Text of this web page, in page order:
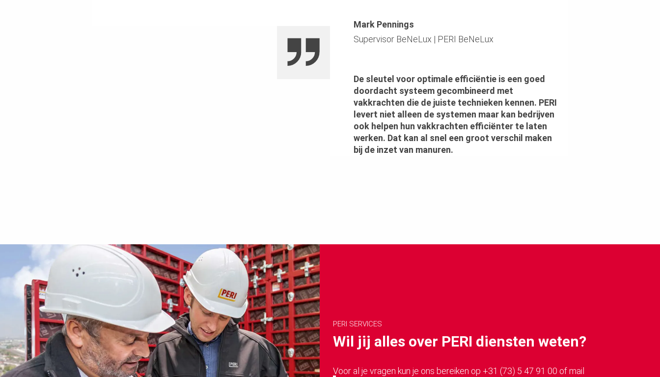
Mark Pennings
Supervisor BeNeLux | PERI BeNeLux
De sleutel voor optimale efficiëntie is een goed
doordacht systeem gecombineerd met
vakkrachten die de juiste technieken kennen. PERI
levert niet alleen de systemen maar kan bedrijven
ook helpen hun vakkrachten efficiënter te laten
werken. Dat kan al snel een groot verschil maken
bij de inzet van manuren.
PERI SERVICES
Wil jij alles over PERI diensten weten?
Voor al je vragen kun je ons bereiken op +31 (73) 5 47 91 00 of mail